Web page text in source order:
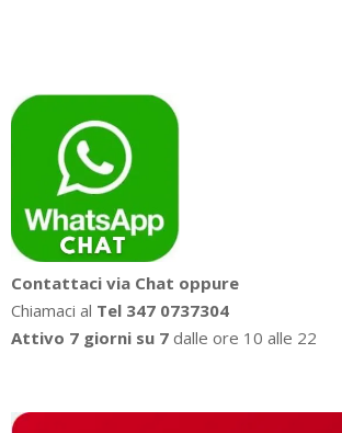
Contattaci via Chat oppure
Chiamaci al Tel 347 0737304
Attivo 7 giorni su 7 dalle ore 10 alle 22